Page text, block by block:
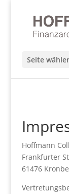
Seite
Hoffmann
Frankfurter
61476